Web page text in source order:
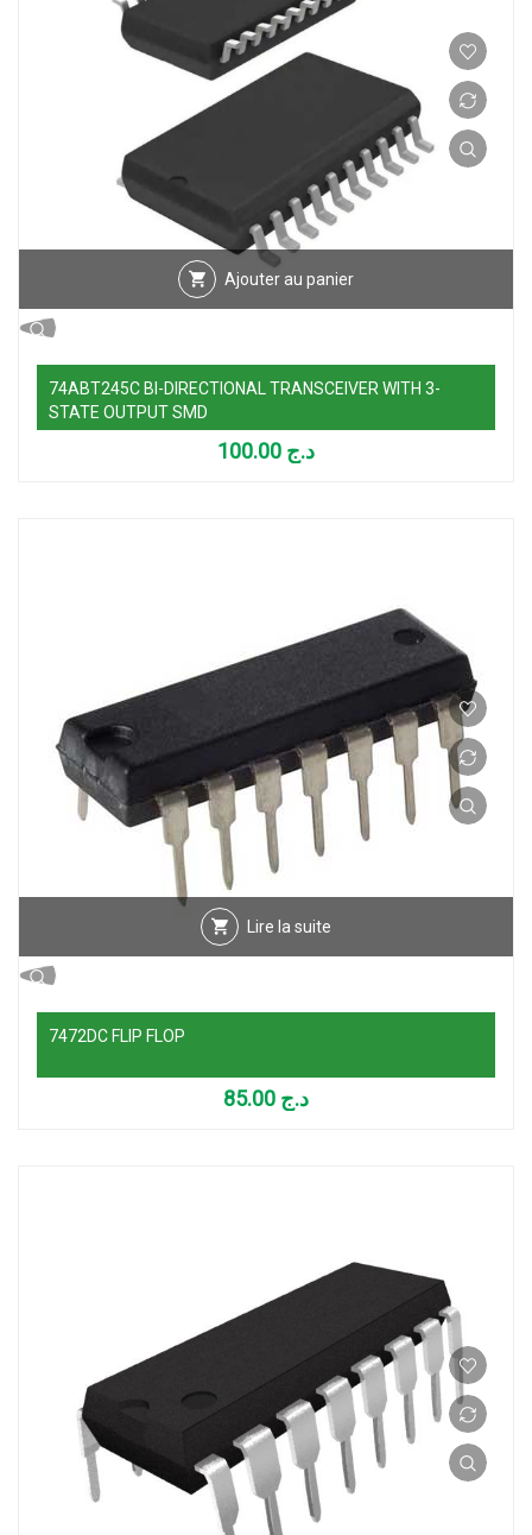
Ajouter au panier
74ABT245C BI-DIRECTIONAL TRANSCEIVER WITH 3-
STATE OUTPUT SMD
د.ج
Lire la suite
7472DC FLIP FLOP
د.ج